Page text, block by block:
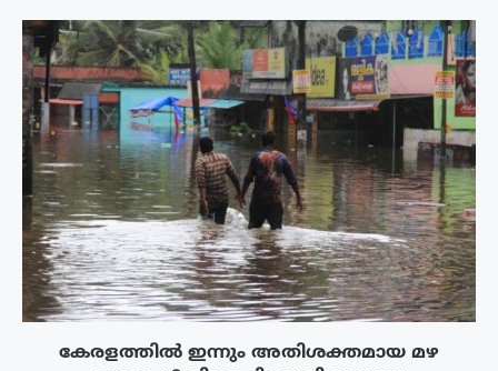
കേരളത്തിൽ ഇന്നും അതിശക്തമായ മഴ